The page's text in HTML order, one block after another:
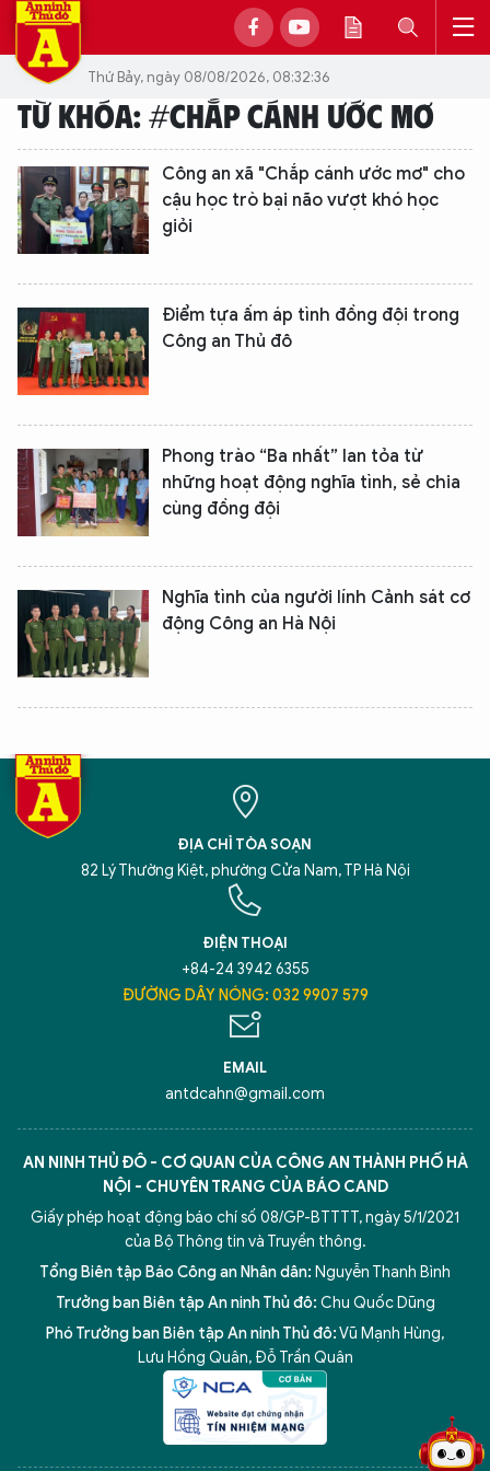
Thứ Bảy, ngày 08/08/2026, 08:32:36
TỪ KHÓA: #CHẮP CÁNH ƯỚC MƠ
Công an xã "Chắp cánh ước mơ" cho
cậu học trò bại não vượt khó học
giỏi
Điểm tựa ấm áp tình đồng đội trong
Công an Thủ đô
Phong trào “Ba nhất” lan tỏa từ
những hoạt động nghĩa tình, sẻ chia
cùng đồng đội
Nghĩa tình của người lính Cảnh sát cơ
động Công an Hà Nội
ĐỊA CHỈ TÒA SOẠN
82 Lý Thường Kiệt, phường Cửa Nam, TP Hà Nội
ĐIỆN THOẠI
+84-24 3942 6355
ĐƯỜNG DÂY NÓNG: 032 9907 579
EMAIL
antdcahn@gmail.com
AN NINH THỦ ĐÔ - CƠ QUAN CỦA CÔNG AN THÀNH PHỐ HÀ
NỘI - CHUYÊN TRANG CỦA BÁO CAND
Giấy phép hoạt động báo chí số 08/GP-BTTTT, ngày 5/1/2021
của Bộ Thông tin và Truyền thông.
Tổng Biên tập Báo Công an Nhân dân: Nguyễn Thanh Bình
Trưởng ban Biên tập An ninh Thủ đô: Chu Quốc Dũng
Phó Trưởng ban Biên tập An ninh Thủ đô:Vũ Mạnh Hùng,
Lưu Hồng Quân, Đỗ Trần Quân
XIN CHÀO,
TÔI LÀ CHATBOT CỦA
An Ninh Thủ Đô nhé. Tôi sẵn sàng hỗ trợ!
5 điểm nghẽn của Hà Nội giải pháp xử lý điểm nghẽn của